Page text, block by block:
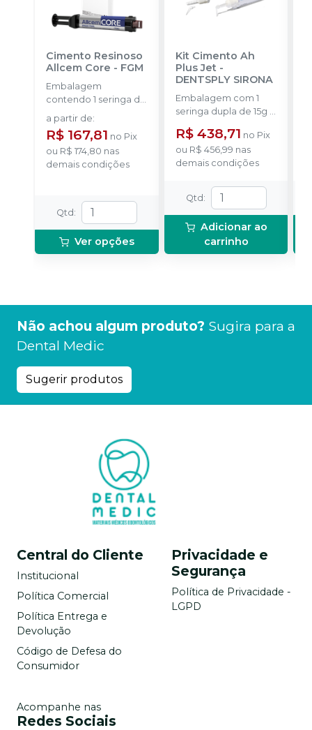
Cimento Resinoso
Allcem Core - FGM
Embalagem
contendo 1 seringa de
corpo duplo com 6g
e 8 ponteiras
a partir de:
R$ 167,81 no Pix
ou R$ 174,80 nas
demais condições
Qtd :
Ver opções
Kit Cimento Ah
Plus Jet-
DENTSPLY SIRONA
Embalagem com 1
seringa dupla de 15g +
20 pontas aplicadoras.
R$ 438,71 no Pix
ou R$ 456,99 nas
demais condições
Qtd :
Adicionar ao
carrinho
Não achou algum produto? Sugira para a
Dental Medic
Sugerir produtos
Central do Cliente
Institucional
Política Comercial
Política Entrega e
Devolução
Código de Defesa do
Consumidor
Privacidade e
Segurança
Política de Privacidade -
LGPD
Acompanhe nas
Redes Sociais